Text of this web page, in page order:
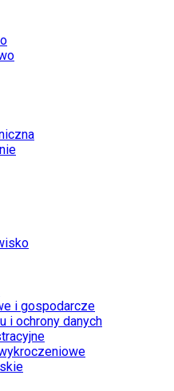
i gospodarcze
i ochrony danych